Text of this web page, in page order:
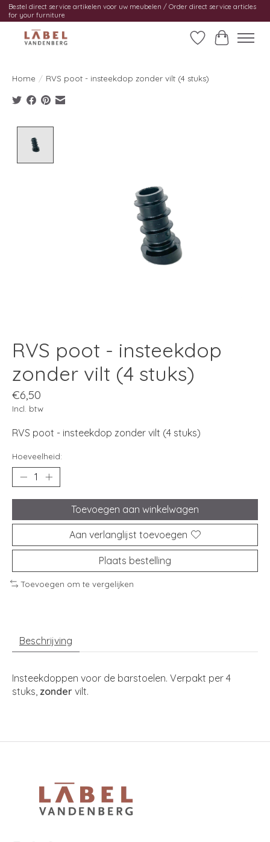
Bestel direct service artikelen voor uw meubelen / Order direct service articles
for your furniture
Verlanglijst
Home / RVS poot - insteekdop zonder vilt (4 stuks)
RVS poot - insteekdop
zonder vilt (4 stuks)
€6,50
Incl. btw
RVS poot - insteekdop zonder vilt (4 stuks)
Hoeveelheid:
Toevoegen aan winkelwagen
Aan verlanglijst toevoegen
Plaats bestelling
Toevoegen om te vergelijken
Beschrijving
Insteekdoppen voor de barstoelen. Verpakt per 4
stuks, zonder vilt.